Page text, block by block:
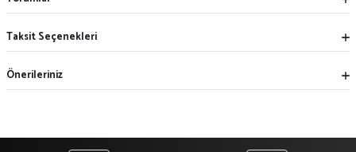
Taksit Seçenekleri
Önerileriniz